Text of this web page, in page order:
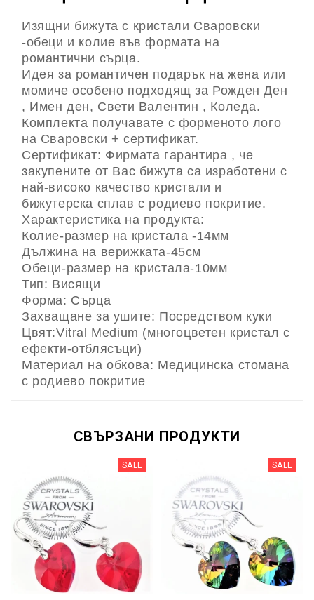
Изящни бижута с кристали Сваровски
-обеци и колие във формата на
романтични сърца.
Идея за романтичен подарък на жена или
момиче особено подходящ за Рожден Ден
, Имен ден, Свети Валентин , Коледа.
Комплекта получавате с форменото лого
на Сваровски + сертификат.
Сертификат: Фирмата гарантира , че
закупените от Вас бижута са изработени с
най-високо качество кристали и
бижутерска сплав с родиево покритие.
Характеристика на продукта:
Колие-размер на кристала -14мм
Дължина на верижката-45см
Обеци-размер на кристала-10мм
Тип: Висящи
Форма: Сърца
Захващане за ушите: Посредством куки
Цвят:Vitral Medium (многоцветен кристал с
ефекти-отблясъци)
Материал на обкова: Медицинска стомана
с родиево покритие
СВЪРЗАНИ ПРОДУКТИ
SALE SALE